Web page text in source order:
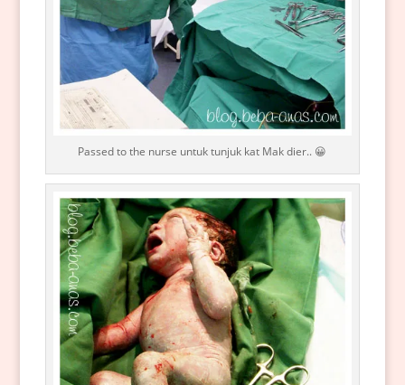
Passed to the nurse untuk tunjuk kat Mak dier.. 😀